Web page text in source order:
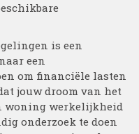
is een
een
om financiële lasten
jouw droom van het
woning werkelijkheid
onderzoek te doen